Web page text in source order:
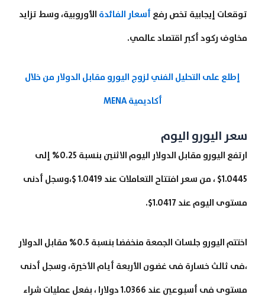
توقعات إيجابية تخص رفع أسعار الفائدة الأوروبية، وسط تزايد
مخاوف ركود أكبر اقتصاد عالمي.
إطلع على التحليل الفني لزوج اليورو مقابل الدولار من خلال
أكاديمية MENA
سعر اليورو اليوم
ارتفع اليورو مقابل الدولار اليوم الاثنين بنسبة 0.25% إلى
1.0445$ ، من سعر افتتاح التعاملات عند 1.0419 $،وسجل أدنى
مستوى اليوم عند 1.0417$.
اختتم اليورو جلسات الجمعة منخفضا بنسبة 0.5% مقابل الدولار
،فى ثالث خسارة فى غضون الأربعة أيام الأخيرة، وسجل أدنى
مستوى فى أسبوعين عند 1.0366 دولارا ، بفعل عمليات شراء